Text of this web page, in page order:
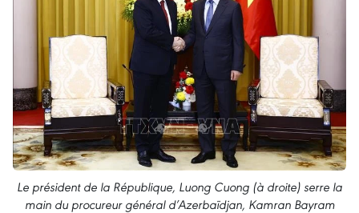
Le président de la République, Luong Cuong (à droite) serre la
main du procureur général d’Azerbaïdjan, Kamran Bayram